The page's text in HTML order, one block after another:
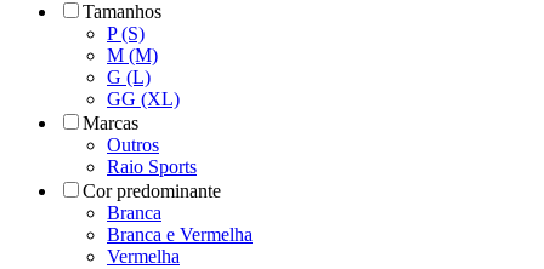
Tamanhos
P (S)
M (M)
G (L)
GG (XL)
Marcas
Outros
Raio Sports
Cor predominante
Branca
Branca e Vermelha
Vermelha